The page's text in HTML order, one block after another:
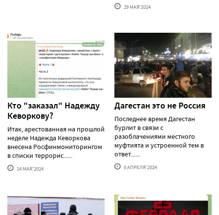
29 МАЯ'2024
Кто "заказал" Надежду
Кеворкову?
Итак, арестованная на прошлой
неделе Надежда Кеворкова
внесена Росфинмониторингом
в списки террорис......
14 МАЯ'2024
Дагестан это не Россия
Последнее время Дагестан
бурлит в связи с
разоблачениями местного
муфтията и устроенной тем в
ответ......
8 АПРЕЛЯ'2024